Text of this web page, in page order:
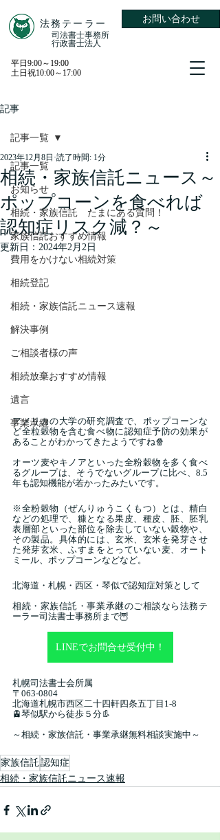
​法務テーラー
​司法書士事務所
​行政書士法人
お問い合わせ
平日9:00～19:00
土日祝10:00～17:00
記事
記事一覧
お知らせ
相続・家族信託 たまにある質問！
家族信託おすすめ情報
費用をかけない相続対策
相続登記
相続・家族信託ニュース速報
解決事例
ご相談者様の声
相続放棄おすすめ情報
遺言
事業承継
記事一覧
相続・家族信託ニュース～
ポップコーンを食べれば
認知症リスク減？～
2023年12月8日 読了時間: 1分
更新日： 2024年2月2日
アメリカの大学の研究調査で、ポップコーンな
ど全粒穀物を含む食べ物に認知症予防の効果が
あることがわかってきたようですね🍿
オーツ麦やキノアといった全粉穀物を多く食べ
るグループは、そうでないグループに比べ、8.5
年も認知機能が若かったみたいです。
※全粉穀物（ぜんりゅうこくもつ）とは、精白
などの処理で、糠となる果皮、種皮、胚、胚乳
表層部といった部位を除去していない穀物や、
その製品。具体的には、玄米、玄米を発芽させ
た発芽玄米、ふすまをとっていない麦、オート
ミール、ポップコーンなどなど。
北海道・札幌・西区・琴似で認知症対策として
相続・家族信託・事業承継のご相談なら法務テ
ーラー司法書士事務所まで🦉
LINEでお問合せ受付中！
札幌司法書士会所属
〒063-0804
北海道札幌市西区二十四軒四条五丁目1-8
🚊琴似駅から徒歩５分👢
～相続・家族信託・事業承継無料相談実施中～
家族信託認知症
相続・家族信託ニュース速報